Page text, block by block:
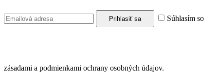
Súhlasím so
zásadami a podmienkami ochrany osobných údajov.